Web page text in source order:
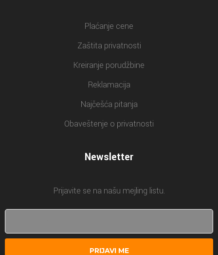
Plaćanje cene
Zaštita privatnosti
Kreiranje porudžbine
Reklamacija
Najčešća pitanja
Obaveštenje o privatnosti
Newsletter
Prijavite se na našu mejling listu.
PRIJAVI ME